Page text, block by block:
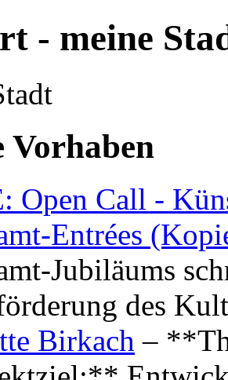
- meine
Vorhaben
Open Call -
Entrées
Jubiläums
des
Birkach –